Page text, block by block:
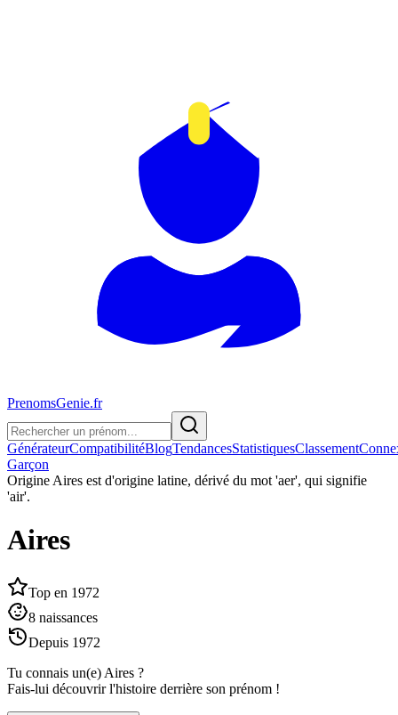
PrenomsGenie.fr
GénérateurCompatibilitéBlogTendancesStatistiquesClassement
Garçon
Origine Aires est d'origine latine, dérivé du mot 'aer', qui signifie
'air'.
Aires
Top en 1972
8 naissances
Depuis 1972
Tu connais un(e) Aires ?
Fais-lui découvrir l'histoire derrière son prénom !